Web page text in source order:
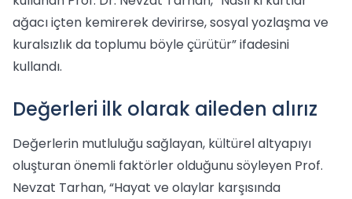
ağacı içten kemirerek devirirse, sosyal yozlaşma ve
kuralsızlık da toplumu böyle çürütür” ifadesini
kullandı.
Değerleri ilk olarak aileden alırız
Değerlerin mutluluğu sağlayan, kültürel altyapıyı
oluşturan önemli faktörler olduğunu söyleyen Prof.
Nevzat Tarhan, “Hayat ve olaylar karşısında